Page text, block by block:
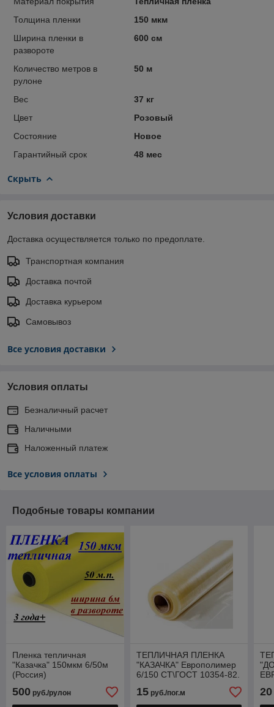
Толщина пленки
150 мкм
Ширина пленки в
развороте
600 см
Количество метров в
рулоне
50 м
Вес
37 кг
Цвет
Розовый
Состояние
Новое
Гарантийный срок
48 мес
Скрыть
Условия доставки
Доставка осуществляется только по предоплате.
Транспортная компания
Доставка почтой
Доставка курьером
Самовывоз
Все условия доставки
Условия оплаты
Безналичный расчет
Наличными
Наложенный платеж
Все условия оплаты
Подобные товары компании
Пленка тепличная
"Казачка" 150мкм 6/50м
(Россия)
500 руб./рулон
ТЕПЛИЧНАЯ ПЛЕНКА
"КАЗАЧКА" Европолимер
6/150 СТ\ГОСТ 10354-82.
15руб./пог.м 20